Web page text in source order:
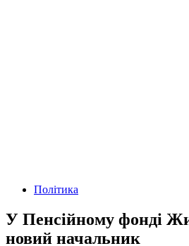
Політика
У Пенсійному фонді
новий начальник